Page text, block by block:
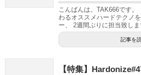
こんばんは。TAK666です
わるオススメハードテクノ
ー、 2週間ぶりに担当致しま
記事を
【特集】